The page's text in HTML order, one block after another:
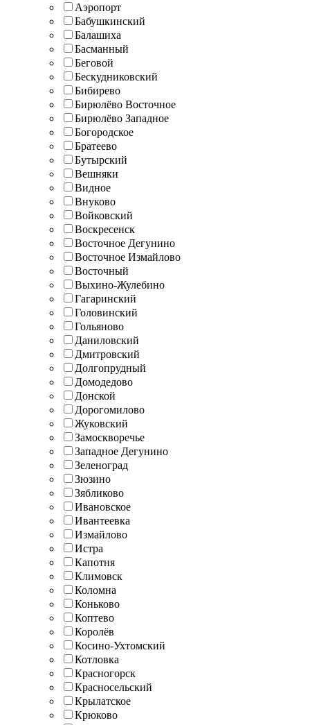
Аэропорт
Бабушкинский
Балашиха
Басманный
Беговой
Бескудниковский
Бибирево
Бирюлёво Восточное
Бирюлёво Западное
Богородское
Братеево
Бутырский
Вешняки
Видное
Внуково
Войковский
Воскресенск
Восточное Дегунино
Восточное Измайлово
Восточный
Выхино-Жулебино
Гагаринский
Головинский
Гольяново
Даниловский
Дмитровский
Долгопрудный
Домодедово
Донской
Дорогомилово
Жуковский
Замоскворечье
Западное Дегунино
Зеленоград
Зюзино
Зябликово
Ивановское
Ивантеевка
Измайлово
Истра
Капотня
Климовск
Коломна
Коньково
Коптево
Королёв
Косино-Ухтомский
Котловка
Красногорск
Красносельский
Крылатское
Крюково